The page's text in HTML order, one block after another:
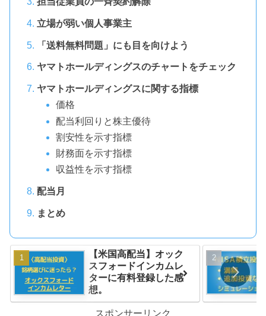
立場が弱い個人事業主
「送料無料問題」にも目を向けよう
ヤマトホールディングスのチャートをチェック
ヤマトホールディングスに関する指標
価格
配当利回りと株主優待
割安性を示す指標
財務面を示す指標
収益性を示す指標
配当月
まとめ
【米国高配当】オック
スフォードインカムレ
ターに有料登録した感
想。
スポンサーリンク